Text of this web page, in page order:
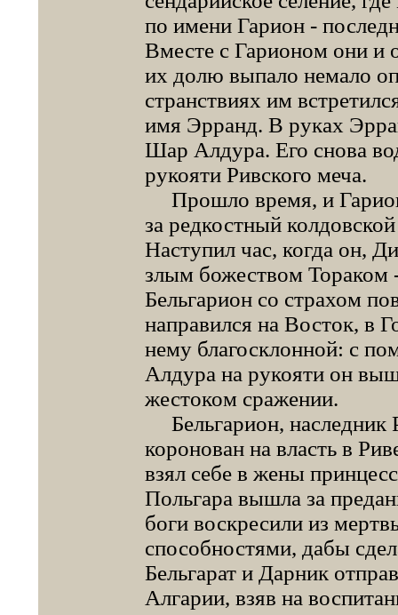
по имени Гарион -
Вместе с Гарионом они и
их долю выпало немало
странствиях им
имя Эрранд. В руках
Шар Алдура. Его снова
рукояти Ривского меча.
Прошло время, и
за редкостный
Наступил час, когда он,
злым божеством Тораком
Бельгарион со страхом
направился на Восток, в
нему благосклонной: с
Алдура на рукояти он
жестоком сражении.
Бельгарион, наследник
коронован на власть в
взял себе в жены
Польгара вышла за
боги воскресили из
способностями, дабы
Бельгарат и Дарник
Алгарии, взяв на